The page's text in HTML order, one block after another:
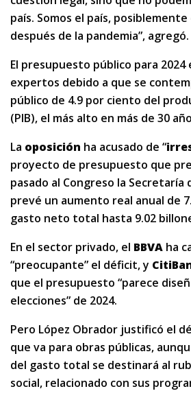
país. Somos el país,
después de la pandemia”, agregó.
El presupuesto público para
expertos debido a que se
público de 4.9 por ciento del
(PIB), el más alto en más de 30
La oposición ha acusado de “
proyecto de presupuesto que
pasado al Congreso la Secretaría
prevé un aumento real anual de
gasto neto total hasta 9.02
En el sector privado, el BBVA ha
“preocupante” el déficit, y
que el presupuesto “parece
elecciones” de 2024.
Pero López Obrador justificó el
que va para obras públicas,
del gasto total se destinará al
social, relacionado con sus